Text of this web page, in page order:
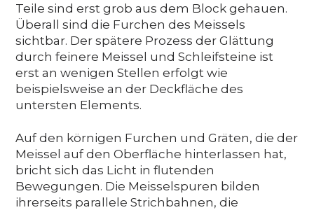
Teile sind erst grob aus dem Block gehauen.
Überall sind die Furchen des Meissels
sichtbar. Der spätere Prozess der Glättung
durch feinere Meissel und Schleifsteine ist
erst an wenigen Stellen erfolgt wie
beispielsweise an der Deckfläche des
untersten Elements.
Auf den körnigen Furchen und Gräten, die der
Meissel auf den Oberfläche hinterlassen hat,
bricht sich das Licht in flutenden
Bewegungen. Die Meisselspuren bilden
ihrerseits parallele Strichbahnen, die